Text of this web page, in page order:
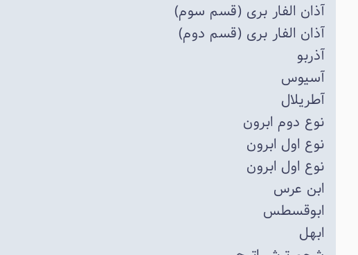
آذان الفار بری (قسم سوم)
آذان الفار بری (قسم دوم)
آذربو
آسیوس
آطریلال
نوع دوم ابرون
نوع اول ابرون
نوع اول ابرون
ابن عرس
ابوقسطس
ابهل